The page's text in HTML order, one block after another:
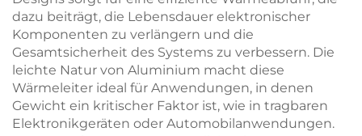
dazu beiträgt, die Lebensdauer elektronischer
Komponenten zu verlängern und die
Gesamtsicherheit des Systems zu verbessern. Die
leichte Natur von Aluminium macht diese
Wärmeleiter ideal für Anwendungen, in denen
Gewicht ein kritischer Faktor ist, wie in tragbaren
Elektronikgeräten oder Automobilanwendungen.